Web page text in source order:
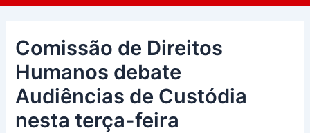
Comissão de Direitos
Humanos debate
Audiências de Custódia
nesta terça-feira